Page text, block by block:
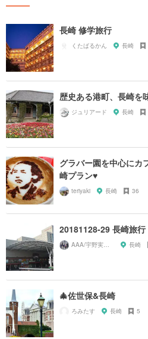
長崎 修学旅行
くたばるかん 長崎
歴史ある港町、長崎を
ジュリアード 長崎
グラバー園を中心にカ
崎プラン♥︎
teriyaki 長崎 36
20181128-29 長崎旅行
長崎
🎄佐世保&長崎
ろみたす 長崎 5